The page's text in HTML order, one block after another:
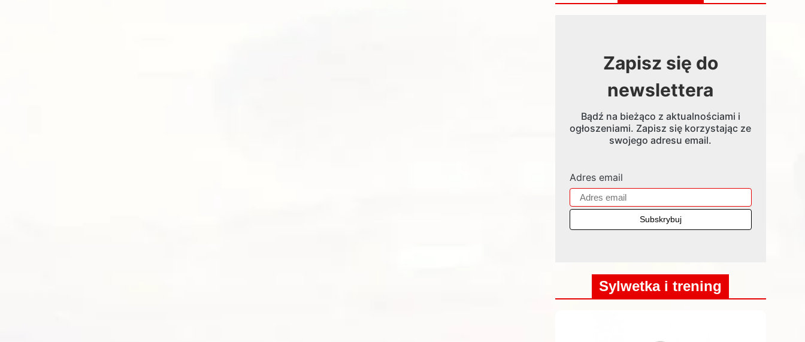
Zapisz się do
newslettera
Bądź na bieżąco z aktualnościami i
ogłoszeniami. Zapisz się korzystając ze
swojego adresu email.
Adres email
Sylwetka i trening